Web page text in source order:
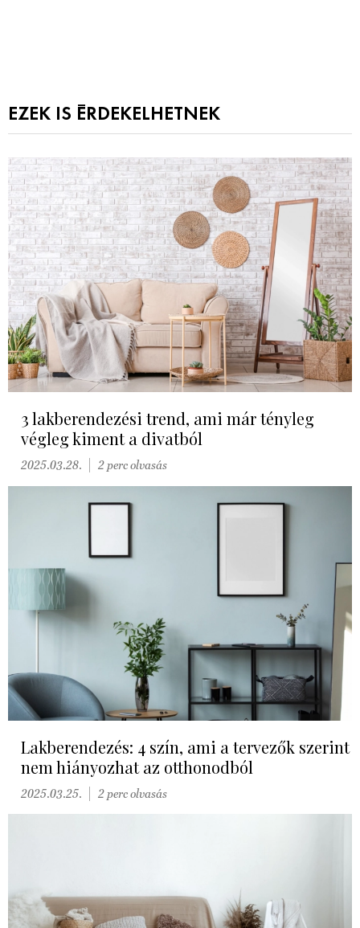
EZEK IS ÉRDEKELHETNEK
3 lakberendezési trend, ami már tényleg
végleg kiment a divatból
2025.03.28. 2 perc olvasás
Lakberendezés: 4 szín, ami a tervezők szerint
nem hiányozhat az otthonodból
2025.03.25. 2 perc olvasás